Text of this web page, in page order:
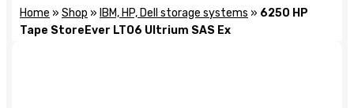
Home » Shop » IBM, HP, Dell storage systems » 6250 HP
Tape StoreEver LTO6 Ultrium SAS Ex